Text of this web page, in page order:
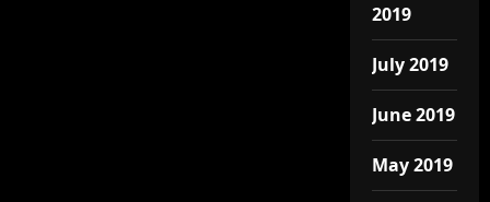
2019
July 2019
June 2019
May 2019